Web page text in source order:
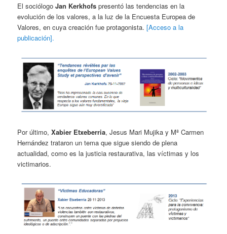
El sociólogo Jan Kerkhofs presentó las tendencias en la
evolución de los valores, a la luz de la Encuesta Europea de
Valores, en cuya creación fue protagonista.[Acceso a la
publicación].
Por último,Xabier Etxeberria, Jesus Mari Mujika y Mª Carmen
Hernández trataron un tema que sigue siendo de plena
actualidad, como es la justicia restaurativa, las víctimas y los
victimarios.